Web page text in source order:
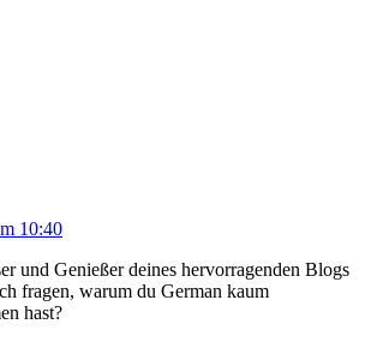
10:40
und Genießer deines hervorragenden Blogs
fragen, warum du German kaum
hast?